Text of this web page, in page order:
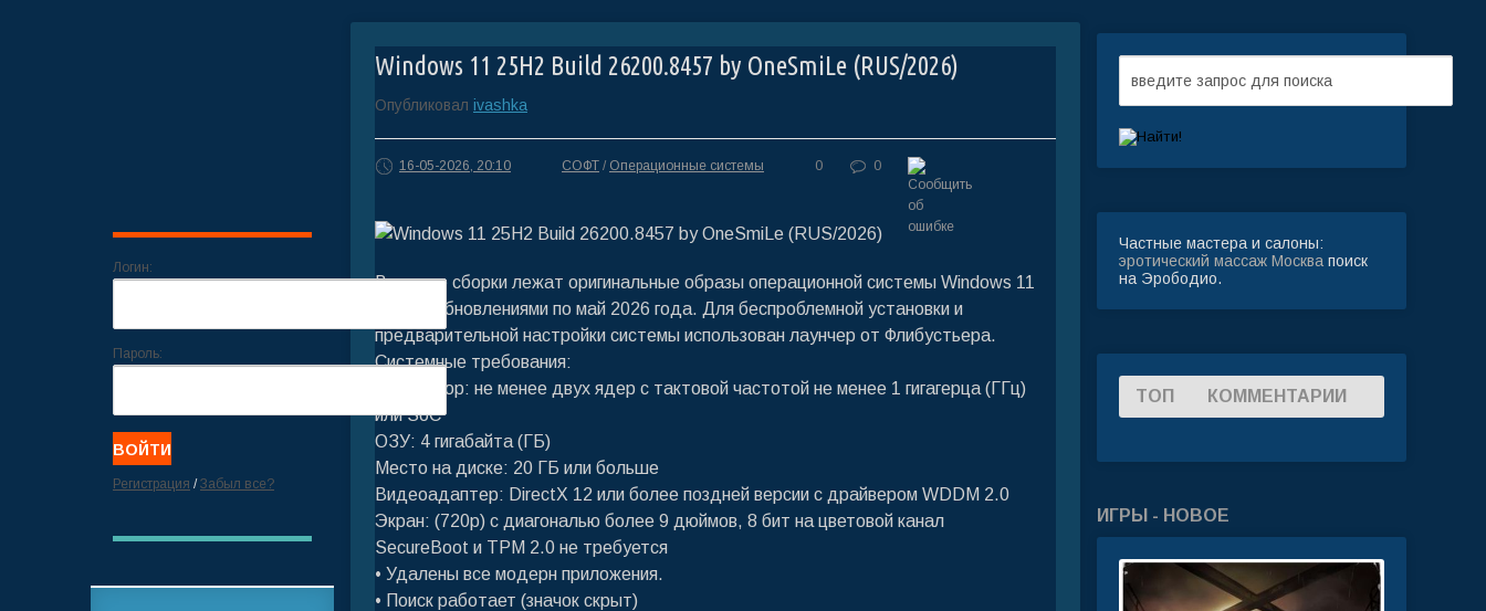
Windows 11 25H2 Build 26200.8457 by OneSmiLe (RUS/2026)
Опубликовал ivashka
16-05-2026, 20:10 СОФТ / Операционные системы 0 0
В основе сборки лежат оригинальные образы операционной системы Windows 11
25H2 с обновлениями по май 2026 года. Для беспроблемной установки и
предварительной настройки системы использован лаунчер от Флибустьера.
Системные требования:
Процессор: не менее двух ядер с тактовой частотой не менее 1 гигагерца (ГГц)
или SoC
ОЗУ: 4 гигабайта (ГБ)
Место на диске: 20 ГБ или больше
Видеоадаптер: DirectX 12 или более поздней версии с драйвером WDDM 2.0
Экран: (720p) с диагональю более 9 дюймов, 8 бит на цветовой канал
SecureBoot и TPM 2.0 не требуется
• Удалены все модерн приложения.
• Поиск работает (значок скрыт)
Логин:
Пароль:
Регистрация /Забыл все?
Частные мастера и салоны:
эротический массаж Москва поиск
на Эрободио.
ТОП КОММЕНТАРИИ
ИГРЫ - НОВОЕ